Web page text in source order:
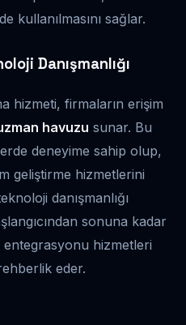
kullanılmasını sağlar.
Danışmanlığı
hizmeti, firmaların erişim
havuzu sunar. Bu
deneyime sahip olup,
geliştirme hizmetlerini
danışmanlığı
sonuna kadar
hizmetleri
eder.